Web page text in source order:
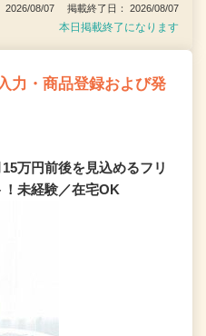
2026/08/07 掲載終了日： 2026/08/07
本日掲載終了になります
力・商品登録および発
万円前後を見込めるフリ
未経験／在宅OK